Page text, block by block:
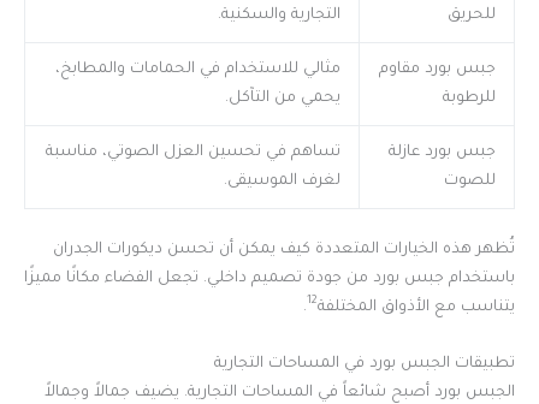
للحريق
التجارية والسكنية.
جبس بورد مقاوم
للرطوبة
مثالي للاستخدام في الحمامات والمطابخ،
يحمي من التآكل.
جبس بورد عازلة
للصوت
تساهم في تحسين العزل الصوتي، مناسبة
لغرف الموسيقى.
تُظهر هذه الخيارات المتعددة كيف يمكن أن تحسن ديكورات الجدران
باستخدام جبس بورد من جودة تصميم داخلي. تجعل الفضاء مكانًا مميزًا
يتناسب مع الأذواق المختلفة12
.
تطبيقات الجبس بورد في المساحات التجارية
الجبس بورد أصبح شائعاً في المساحات التجارية. يضيف جمالاً وجمالاً